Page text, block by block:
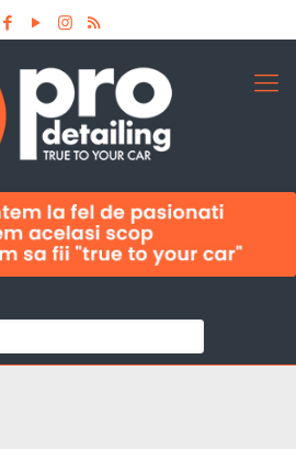
te la newsletter
noutatile din domeniu la